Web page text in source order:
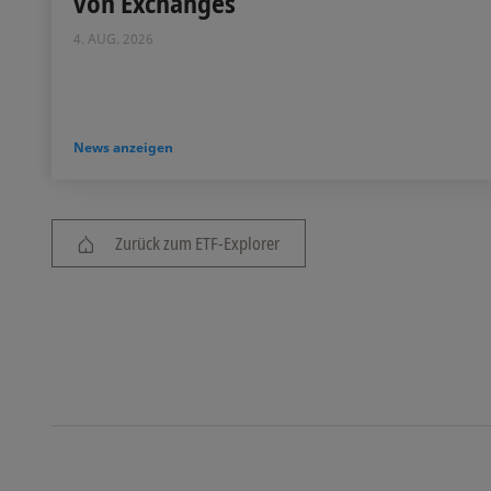
4. AUG. 2026
News anzeigen
Zurück zum ETF-Explorer